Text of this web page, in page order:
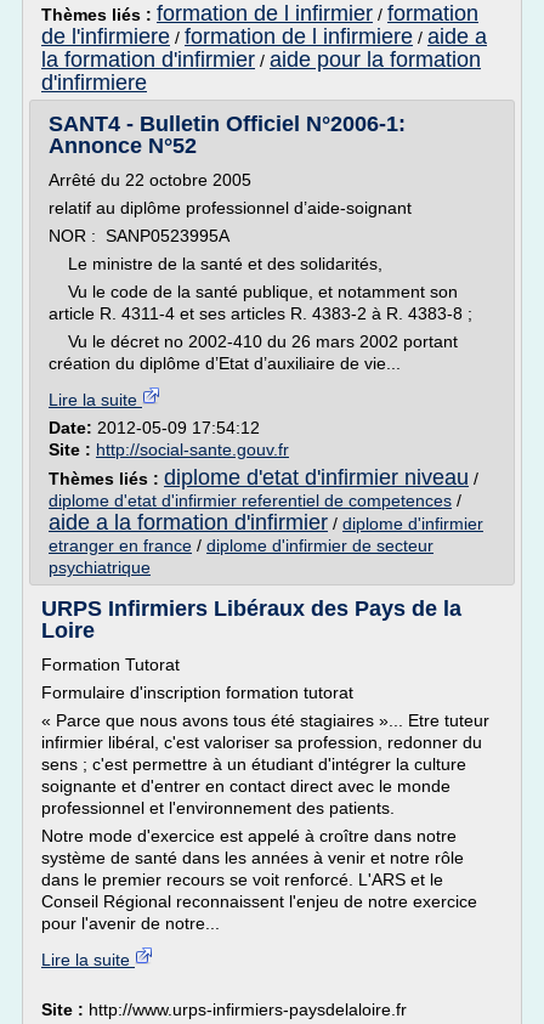
Thèmes liés : formation de l infirmier / formation
de l'infirmiere / formation de l infirmiere / aide a
la formation d'infirmier / aide pour la formation
d'infirmiere
SANT4 - Bulletin Officiel N°2006-1:
Annonce N°52
Arrêté du 22 octobre 2005
relatif au diplôme professionnel d’aide-soignant
NOR : SANP0523995A
Le ministre de la santé et des solidarités,
Vu le code de la santé publique, et notamment son
article R. 4311-4 et ses articles R. 4383-2 à R. 4383-8 ;
Vu le décret no 2002-410 du 26 mars 2002 portant
création du diplôme d’Etat d’auxiliaire de vie...
Lire la suite
Date: 2012-05-09 17:54:12
Site : http://social-sante.gouv.fr
Thèmes liés : diplome d'etat d'infirmier niveau /
diplome d'etat d'infirmier referentiel de competences /
aide a la formation d'infirmier / diplome d'infirmier
etranger en france / diplome d'infirmier de secteur
psychiatrique
URPS Infirmiers Libéraux des Pays de la
Loire
Formation Tutorat
Formulaire d'inscription formation tutorat
« Parce que nous avons tous été stagiaires »... Etre tuteur
infirmier libéral, c'est valoriser sa profession, redonner du
sens ; c'est permettre à un étudiant d'intégrer la culture
soignante et d'entrer en contact direct avec le monde
professionnel et l'environnement des patients.
Notre mode d'exercice est appelé à croître dans notre
système de santé dans les années à venir et notre rôle
dans le premier recours se voit renforcé. L'ARS et le
Conseil Régional reconnaissent l'enjeu de notre exercice
pour l'avenir de notre...
Lire la suite
Site : http://www.urps-infirmiers-paysdelaloire.fr